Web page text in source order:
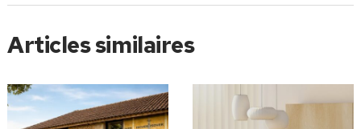
Articles similaires